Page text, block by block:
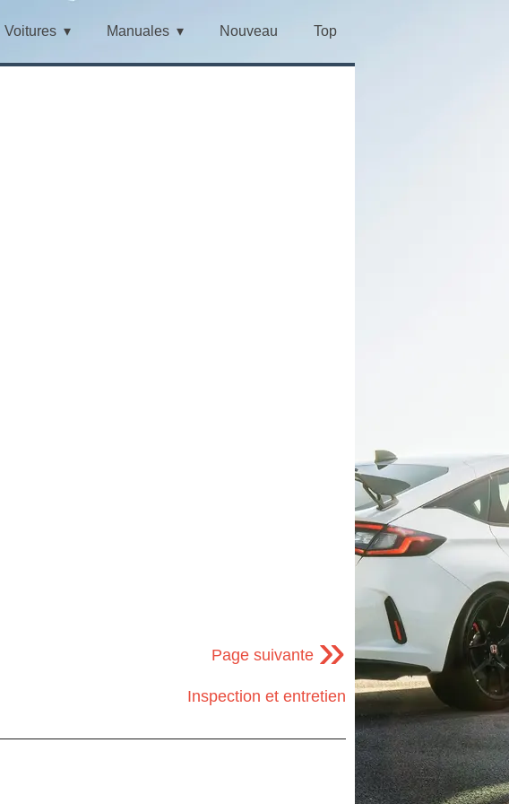
Voitures Manuales Nouveau Top
Page suivante »
Inspection et entretien